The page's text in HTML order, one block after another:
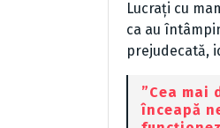
Lucrați cu
ca au
prejudecată,
”Cea
înceapă